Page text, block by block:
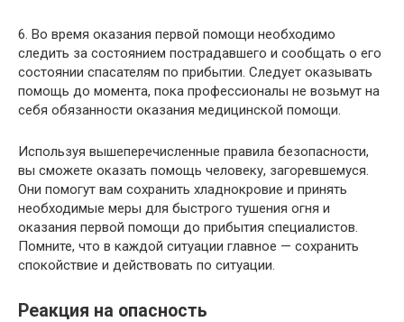
6. Во время оказания первой помощи необходимо
следить за состоянием пострадавшего и сообщать о его
состоянии спасателям по прибытии. Следует оказывать
помощь до момента, пока профессионалы не возьмут на
себя обязанности оказания медицинской помощи.
Используя вышеперечисленные правила безопасности,
вы сможете оказать помощь человеку, загоревшемуся.
Они помогут вам сохранить хладнокровие и принять
необходимые меры для быстрого тушения огня и
оказания первой помощи до прибытия специалистов.
Помните, что в каждой ситуации главное — сохранить
спокойствие и действовать по ситуации.
Реакция на опасность